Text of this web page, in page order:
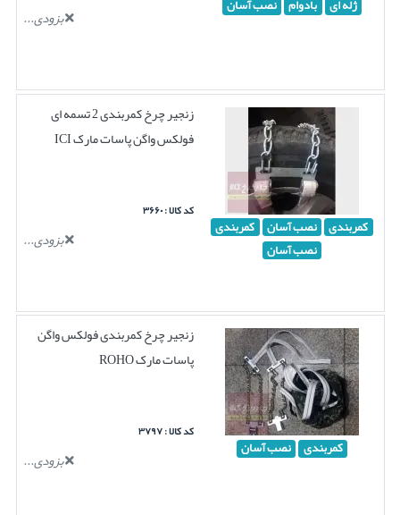
ژله ای بادوام نصب آسان بزودی...
کمربندی نصب آسان کمربندی
نصب آسان
زنجیر چرخ کمربندی 2 تسمه ای
فولکس واگن پاسات مارک ICI
کد کالا : ۳۶۶۰
بزودی...
کمربندی نصب آسان
زنجیر چرخ کمربندی فولکس واگن
پاسات مارک ROHO
کد کالا : ۳۷۹۷
بزودی...